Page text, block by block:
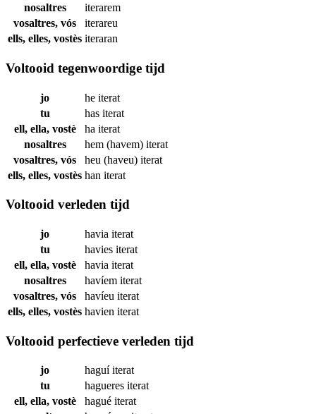
nosaltres
iterarem
vosaltres, vós
iterareu
ells, elles, vostès iteraran
Voltooid tegenwoordige tijd
jo he iterat
tu
has iterat
ell, ella, vostè
ha iterat
nosaltres
hem (havem) iterat
vosaltres, vós
heu (haveu) iterat
ells, elles, vostès han iterat
Voltooid verleden tijd
jo havia iterat
tu
havies iterat
ell, ella, vostè
havia iterat
nosaltres
havíem iterat
vosaltres, vós
havíeu iterat
ells, elles, vostès havien iterat
Voltooid perfectieve verleden tijd
jo haguíiterat
tu
hagueres iterat
ell, ella, vostè
hagué iterat